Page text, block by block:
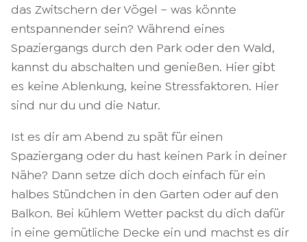
das Zwitschern der Vögel – was könnte
entspannender sein? Während eines
Spaziergangs durch den Park oder den Wald,
kannst du abschalten und genießen. Hier gibt
es keine Ablenkung, keine Stressfaktoren. Hier
sind nur du und die Natur.
Ist es dir am Abend zu spät für einen
Spaziergang oder du hast keinen Park in deiner
Nähe? Dann setze dich doch einfach für ein
halbes Stündchen in den Garten oder auf den
Balkon. Bei kühlem Wetter packst du dich dafür
in eine gemütliche Decke ein und machst es dir